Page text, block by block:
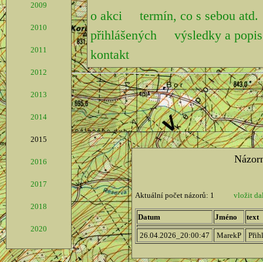
2009
2010
2011
2012
2013
2014
2015
2016
2017
2018
2020
o akci
termín, co s sebou atd.
přihlášených
výsledky a
kontakt